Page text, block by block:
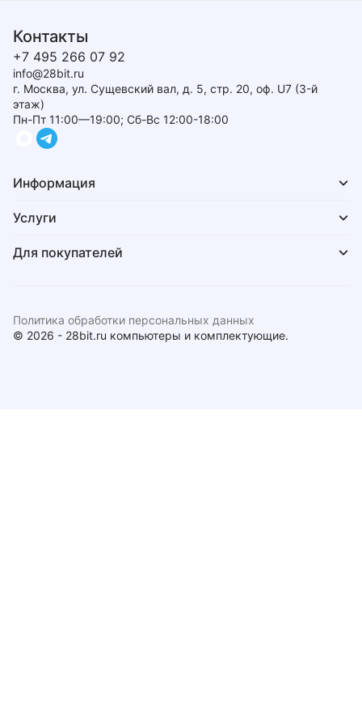
Контакты
+7 495 266 07 92
info@28bit.ru
г. Москва, ул. Сущевский вал, д. 5, стр. 20, оф. U7 (3-й
этаж)
Пн-Пт 11:00—19:00; Сб-Вс 12:00-18:00
Информация
Услуги
Для покупателей
© 2026 - 28bit.ru компьютеры и комплектующие.
Политика обработки персональных данных